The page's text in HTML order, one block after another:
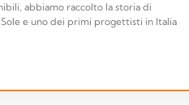
abbiamo raccolto la storia di
e uno dei primi progettisti in Italia